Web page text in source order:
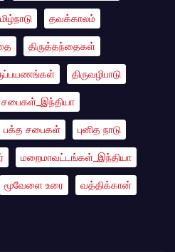
தவக்காலம்
திருத்தந்தைகள்
திருவழிபாடு
சபைகள்_இந்தியா
பக்த சபைகள் புனித நாடு
மறைமாவட்டங்கள்_இந்தியா
மூவேளை உரை வத்திக்கான்